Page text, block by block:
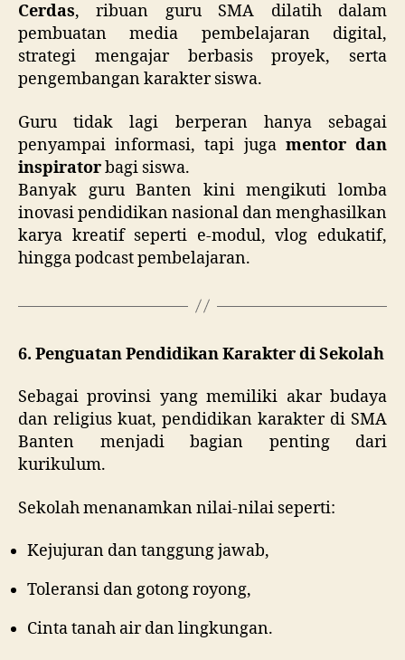
Cerdas, ribuan guru SMA dilatih dalam
pembuatan media pembelajaran digital,
strategi mengajar berbasis proyek, serta
pengembangan karakter siswa.
Guru tidak lagi berperan hanya sebagai
penyampai informasi, tapi juga mentor dan
inspiratorbagi siswa.
Banyak guru Banten kini mengikuti lomba
inovasi pendidikan nasional dan menghasilkan
karya kreatif seperti e-modul, vlog edukatif,
hingga podcast pembelajaran.
6. Penguatan Pendidikan Karakter di Sekolah
Sebagai provinsi yang memiliki akar budaya
dan religius kuat, pendidikan karakter di SMA
Banten menjadi bagian penting dari
kurikulum.
Sekolah menanamkan nilai-nilai seperti:
Kejujuran dan tanggung jawab,
Toleransi dan gotong royong,
Cinta tanah air dan lingkungan.